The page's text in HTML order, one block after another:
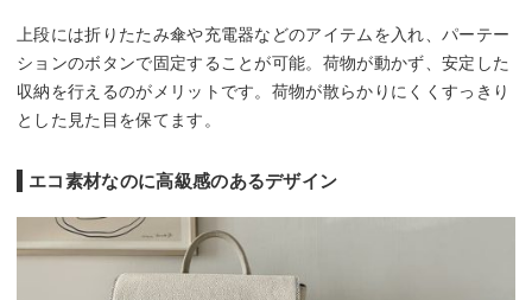
上段には折りたたみ傘や充電器などのアイテムを入れ、パーテー
ションのボタンで固定することが可能。荷物が動かず、安定した
収納を行えるのがメリットです。荷物が散らかりにくくすっきり
とした見た目を保てます。
エコ素材なのに高級感のあるデザイン